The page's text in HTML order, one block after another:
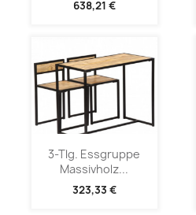
638,21 €
3-Tlg. Essgruppe
Massivholz...
323,33 €